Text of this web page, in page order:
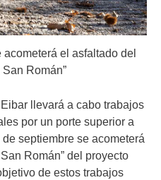
el asfaltado del
Román”
llevará a cabo trabajos
por un porte superior a
septiembre se acometerá
Román” del proyecto
de estos trabajos